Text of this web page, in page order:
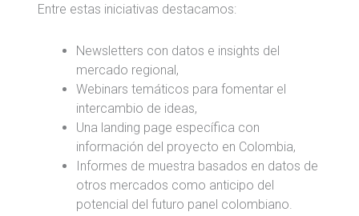
Entre estas iniciativas destacamos:
Newsletters con datos e insights del
mercado regional,
Webinars temáticos para fomentar el
intercambio de ideas,
Una landing page específica con
información del proyecto en Colombia,
Informes de muestra basados en datos de
otros mercados como anticipo del
potencial del futuro panel colombiano.